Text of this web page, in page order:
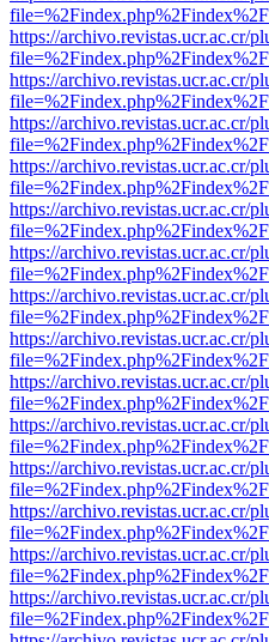
https://archivo.revistas.ucr.ac.cr/
https://archivo.revistas.ucr.ac.cr/
https://archivo.revistas.ucr.ac.cr/
https://archivo.revistas.ucr.ac.cr/
https://archivo.revistas.ucr.ac.cr/
https://archivo.revistas.ucr.ac.cr/
https://archivo.revistas.ucr.ac.cr/
https://archivo.revistas.ucr.ac.cr/
https://archivo.revistas.ucr.ac.cr/
https://archivo.revistas.ucr.ac.cr/
https://archivo.revistas.ucr.ac.cr/
https://archivo.revistas.ucr.ac.cr/
https://archivo.revistas.ucr.ac.cr/
https://archivo.revistas.ucr.ac.cr/